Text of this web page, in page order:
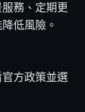
務、定期更
低風險。
方政策並選